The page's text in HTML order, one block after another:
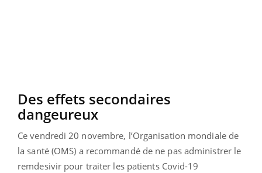
Des effets secondaires
dangeureux
Ce vendredi 20 novembre, l’Organisation mondiale de
la santé (OMS) a recommandé de ne pas administrer le
remdesivir pour traiter les patients Covid-19